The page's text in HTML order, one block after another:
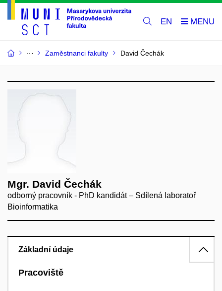
EN
Zaměstnanci fakulty David Čechák
Mgr. David Čechák
odborný pracovník - PhD kandidát – Sdílená laboratoř
Bioinformatika
Základní údaje
Pracoviště